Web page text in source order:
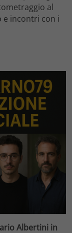
al
e incontri con i
Albertini in